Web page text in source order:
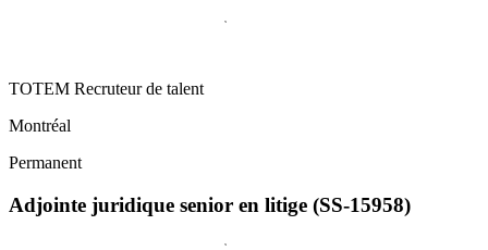
TOTEM Recruteur de talent
Montréal
Permanent
Adjointe juridique senior en litige (SS-15958)